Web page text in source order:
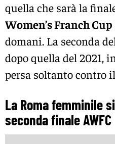
quella che sarà la
Women’s Franch Cup
domani. La seconda
dopo quella del 2021,
persa soltanto contro il
La Roma femminile
seconda finale AWFC